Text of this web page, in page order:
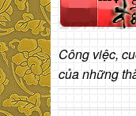
Công việc,
của những